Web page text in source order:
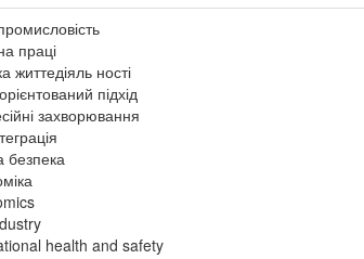
праці
життедіяль ності
підхід
захворювання
безпека
health and safety